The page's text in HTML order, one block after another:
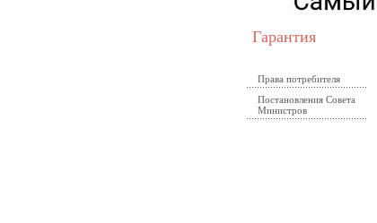
Гарантия
Права потребителя
Постановления Совета
Министров